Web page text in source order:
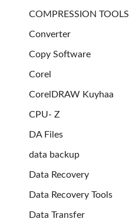
COMPRESSION TOOLS
Converter
Copy Software
Corel
CorelDRAW Kuyhaa
CPU- Z
DA Files
data backup
Data Recovery
Data Recovery Tools
Data Transfer